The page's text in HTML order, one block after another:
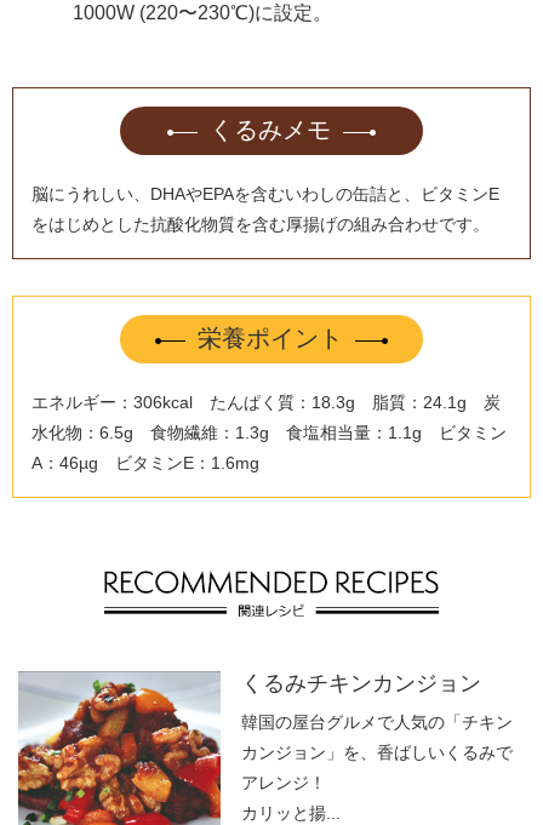
1000W (220〜230℃)に設定。
くるみメモ
脳にうれしい、DHAやEPAを含むいわしの缶詰と、ビタミンE
をはじめとした抗酸化物質を含む厚揚げの組み合わせです。
栄養ポイント
エネルギー：306kcal たんぱく質：18.3g 脂質：24.1g 炭
水化物：6.5g 食物繊維：1.3g 食塩相当量：1.1g ビタミン
A：46µg ビタミンE：1.6mg
くるみチキンカンジョン
韓国の屋台グルメで人気の「チキン
カンジョン」を、香ばしいくるみで
アレンジ！
カリッと揚...